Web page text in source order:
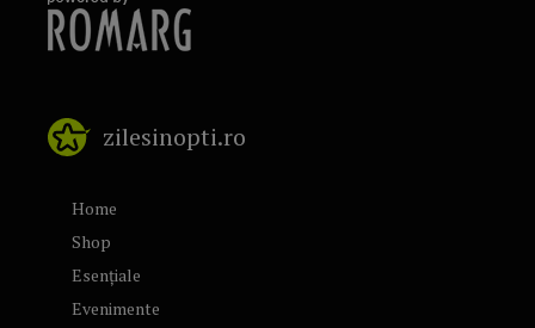
zilesinopti.ro
Home
Shop
Esențiale
Evenimente